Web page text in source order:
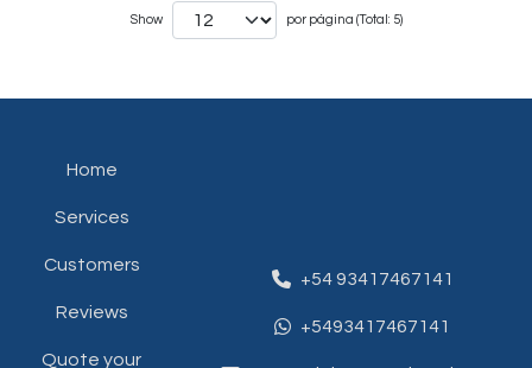
Show por página (Total: 5)
Home
Services
Customers
Reviews
Quote your
+54 93417467141
+5493417467141